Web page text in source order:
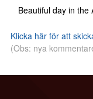
Beautiful day in the
Klicka här för att
(Obs: nya